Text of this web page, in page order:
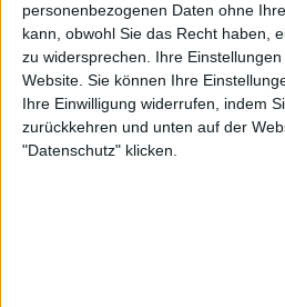
personenbezogenen Daten ohne
kann, obwohl Sie das Recht haben,
zu widersprechen. Ihre
Website. Sie können Ihre
Ihre Einwilligung widerrufen, indem
zurückkehren und unten auf der
"Datenschutz" klicken.
So viel
den 2024 Next
Preisgeld